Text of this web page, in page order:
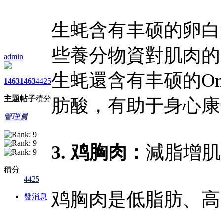
admin
1463
主題
1463
帖子
4425
積分
管理員
積分
4425
發消息
生蚝含有丰硕的卵
些養分物資對肌肉
生蚝還含有丰硕的
肪酸，有助于身心
3. 鸡胸肉： 減脂增
鸡胸肉是低脂肪、